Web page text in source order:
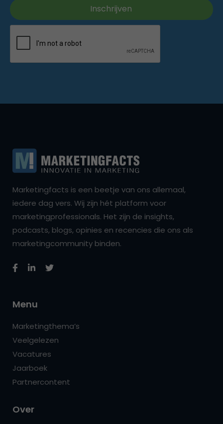
Marketingfacts is een beetje van ons allemaal,
iedere dag vers. Wij zijn hét platform voor
marketingprofessionals. Het zijn de insights,
podcasts, blogs, opinies en recencies die ons als
marketingcommunity binden.
Menu
Marketingthema’s
Veelgelezen
Vacatures
Jaarboek
Partnercontent
Over